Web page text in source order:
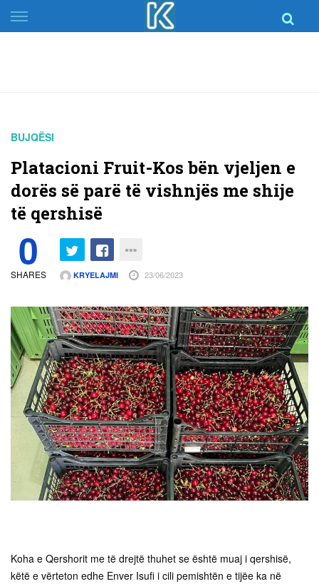
Skip
to
BUJQËSI
Platacioni Fruit-Kos bën vjeljen e
dorës së parë të vishnjës me shije
të qershisë
0
SHARES KRYELAJMI 23/06/2023
Koha e Qershorit me të drejtë thuhet se është muaj i qershisë,
këtë e vërteton edhe Enver Isufi i cili pemishtën e tijëe ka në